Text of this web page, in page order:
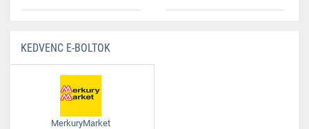
KEDVENC E-BOLTOK
MerkuryMarket